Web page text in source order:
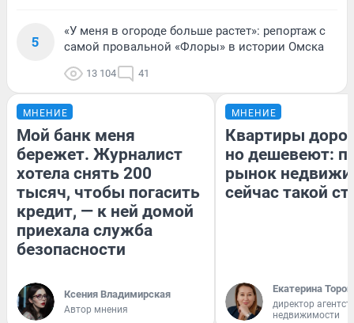
5
«У меня в огороде больше растет»: репортаж с
самой провальной «Флоры» в истории Омска
13 104 41
МНЕНИЕ
Мой банк меня
бережет. Журналист
хотела снять 200
тысяч, чтобы погасить
кредит, — к ней домой
приехала служба
безопасности
Ксения Владимирская
Автор мнения
МНЕНИЕ
Квартиры
но дешевеют:
рынок
сейчас такой
Екатерина
директор
недвижимости